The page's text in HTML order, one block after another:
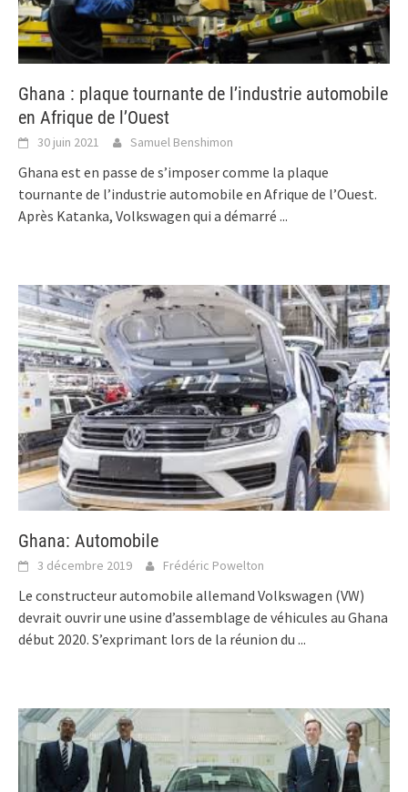
Ghana : plaque tournante de l’industrie automobile
en Afrique de l’Ouest
30 juin 2021 Samuel Benshimon
Ghana est en passe de s’imposer comme la plaque
tournante de l’industrie automobile en Afrique de l’Ouest.
Après Katanka, Volkswagen qui a démarré ...
Ghana: Automobile
3 décembre 2019 Frédéric Powelton
Le constructeur automobile allemand Volkswagen (VW)
devrait ouvrir une usine d’assemblage de véhicules au Ghana
début 2020. S’exprimant lors de la réunion du ...